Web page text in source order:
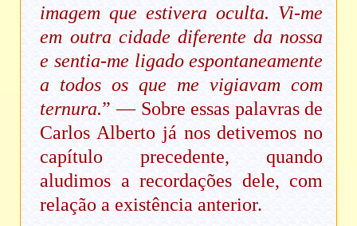
imagem que estivera oculta. Vi-me
em outra cidade diferente da nossa
e sentia-me ligado espontaneamente
a todos os que me vigiavam com
ternura.” — Sobre essas palavras de
Carlos Alberto já nos detivemos no
capítulo precedente, quando
aludimos a recordações dele, com
relação a existência anterior.